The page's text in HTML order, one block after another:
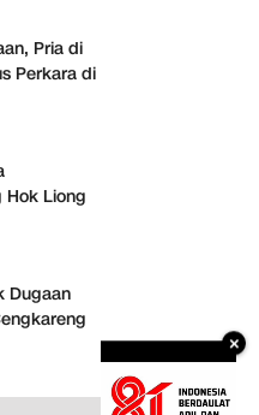
Pria di
Perkara di
Hok Liong
Dugaan
×